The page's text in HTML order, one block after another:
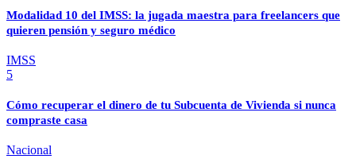
Modalidad 10 del IMSS: la jugada maestra para freelancers que
quieren pensión y seguro médico
IMSS
5
Cómo recuperar el dinero de tu Subcuenta de Vivienda si nunca
compraste casa
Nacional